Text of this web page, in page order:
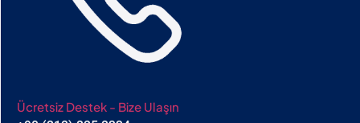
Ücretsiz Destek - Bize Ulaşın